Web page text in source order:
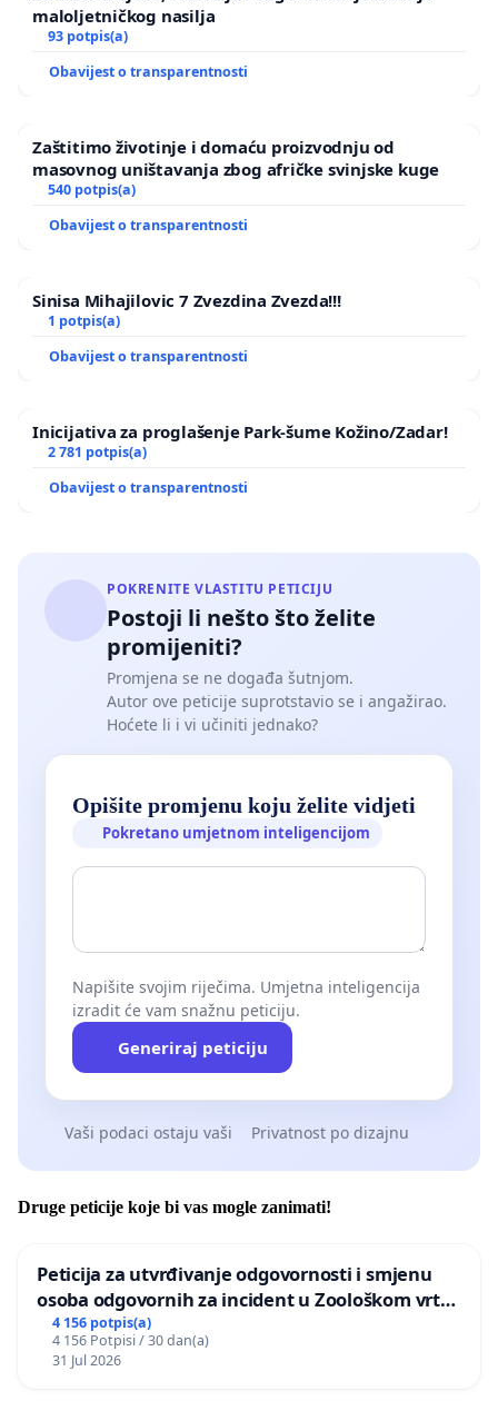
maloljetničkog nasilja
93 potpis(a)
Obavijest o transparentnosti
Zaštitimo životinje i domaću proizvodnju od
masovnog uništavanja zbog afričke svinjske kuge
540 potpis(a)
Obavijest o transparentnosti
Sinisa Mihajilovic 7 Zvezdina Zvezda!!!
1 potpis(a)
Obavijest o transparentnosti
Inicijativa za proglašenje Park-šume Kožino/Zadar!
2 781 potpis(a)
Obavijest o transparentnosti
POKRENITE VLASTITU PETICIJU
Postoji li nešto što želite
promijeniti?
Promjena se ne događa šutnjom.
Autor ove peticije suprotstavio se i angažirao.
Hoćete li i vi učiniti jednako?
Opišite promjenu koju želite vidjeti
Pokretano umjetnom inteligencijom
Napišite svojim riječima. Umjetna inteligencija
izradit će vam snažnu peticiju.
Generiraj peticiju
Vaši podaci ostaju vaši Privatnost po dizajnu
Druge peticije koje bi vas mogle zanimati!
Peticija za utvrđivanje odgovornosti i smjenu
osoba odgovornih za incident u Zoološkom vrtu
Grada Zagreba
4 156 potpis(a)
4 156 Potpisi / 30 dan(a)
31 Jul 2026